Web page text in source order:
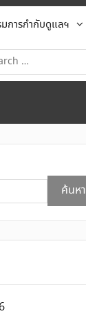
การกำกับดูแลฯ
ค้นหา